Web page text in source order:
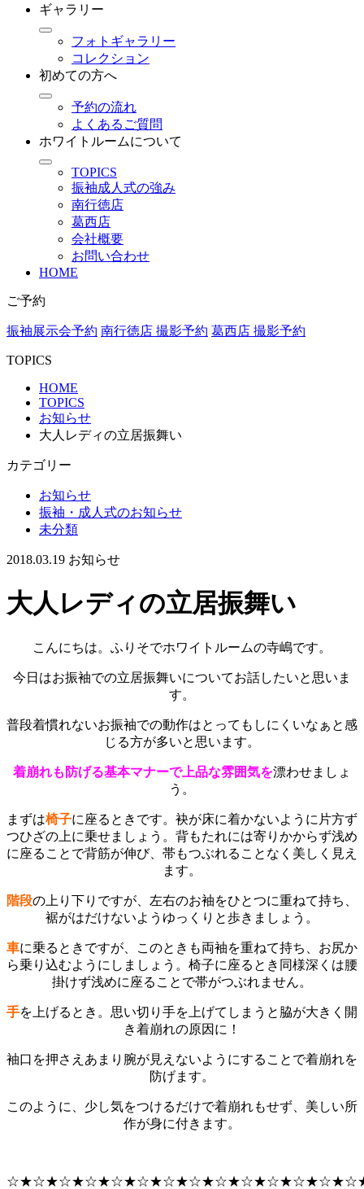
ギャラリー
フォトギャラリー
コレクション
初めての方へ
予約の流れ
よくあるご質問
ホワイトルームについて
TOPICS
振袖成人式の強み
南行徳店
葛西店
会社概要
お問い合わせ
HOME
ご予約
振袖展示会予約 南行徳店 撮影予約 葛西店 撮影予約
TOPICS
HOME
TOPICS
お知らせ
大人レディの立居振舞い
カテゴリー
お知らせ
振袖・成人式のお知らせ
未分類
2018.03.19 お知らせ
大人レディの立居振舞い
こんにちは。ふりそでホワイトルームの寺嶋です。
今日はお振袖での立居振舞いについてお話したいと思いま
す。
普段着慣れないお振袖での動作はとってもしにくいなぁと感
じる方が多いと思います。
着崩れも防げる基本マナーで上品な雰囲気を漂わせましょ
う。
まずは椅子に座るときです。袂が床に着かないように片方ず
つひざの上に乗せましょう。背もたれには寄りかからず浅め
に座ることで背筋が伸び、帯もつぶれることなく美しく見え
ます。
階段の上り下りですが、左右のお袖をひとつに重ねて持ち、
裾がはだけないようゆっくりと歩きましょう。
車に乗るときですが、このときも両袖を重ねて持ち、お尻か
ら乗り込むようにしましょう。椅子に座るとき同様深くは腰
掛けず浅めに座ることで帯がつぶれません。
手を上げるとき。思い切り手を上げてしまうと脇が大きく開
き着崩れの原因に！
袖口を押さえあまり腕が見えないようにすることで着崩れを
防げます。
このように、少し気をつけるだけで着崩れもせず、美しい所
作が身に付きます。